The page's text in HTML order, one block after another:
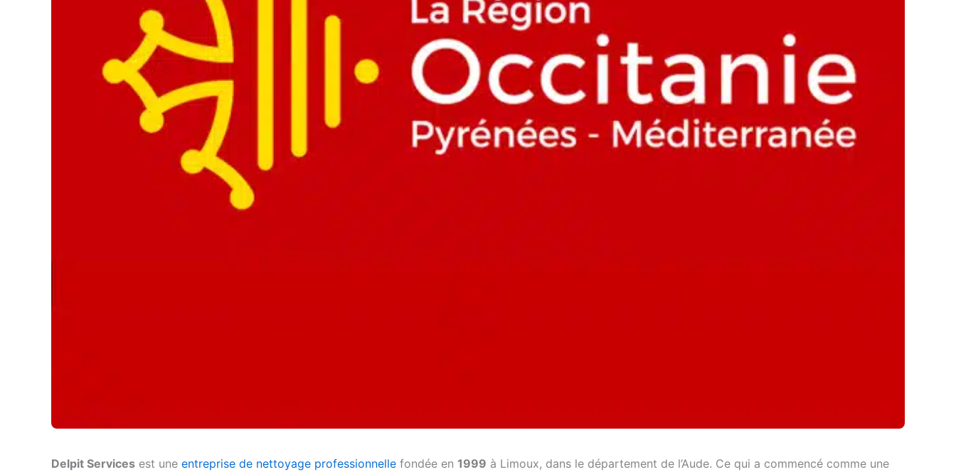
Delpit Services est une entreprise de nettoyage professionnelle fondée en 1999 à Limoux, dans le département de l’Aude. Ce qui a commencé comme une